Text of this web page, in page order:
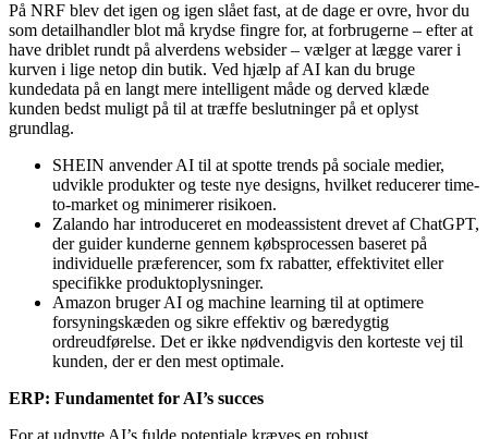
På NRF blev det igen og igen slået fast, at de dage er ovre, hvor du
som detailhandler blot må krydse fingre for, at forbrugerne – efter at
have driblet rundt på alverdens websider – vælger at lægge varer i
kurven i lige netop din butik. Ved hjælp af AI kan du bruge
kundedata på en langt mere intelligent måde og derved klæde
kunden bedst muligt på til at træffe beslutninger på et oplyst
grundlag.
SHEIN anvender AI til at spotte trends på sociale medier,
udvikle produkter og teste nye designs, hvilket reducerer time-
to-market og minimerer risikoen.
Zalando har introduceret en modeassistent drevet af ChatGPT,
der guider kunderne gennem købsprocessen baseret på
individuelle præferencer, som fx rabatter, effektivitet eller
specifikke produktoplysninger.
Amazon bruger AI og machine learning til at optimere
forsyningskæden og sikre effektiv og bæredygtig
ordreudførelse. Det er ikke nødvendigvis den korteste vej til
kunden, der er den mest optimale.
ERP: Fundamentet for AI’s succes